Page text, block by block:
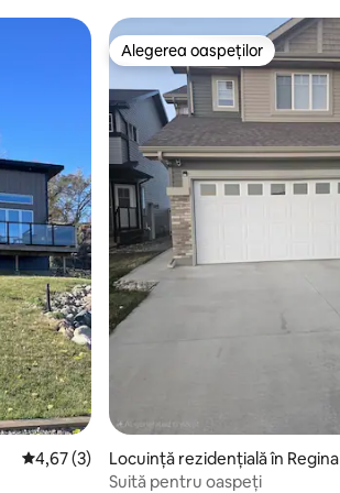
Scor mediu de 4,67 din 5, 3 recenzii
4,67 (3)
Alegerea oaspeților
Alegerea oaspeților
Locuință rezidențială în Regina
Suită pentru oaspeți